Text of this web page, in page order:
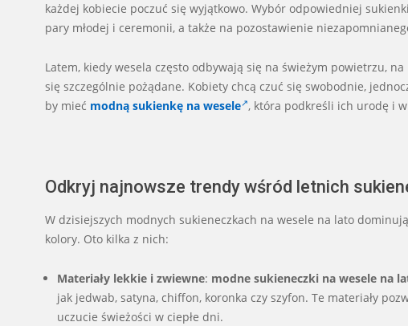
każdej kobiecie poczuć się wyjątkowo. Wybór odpowiedniej
pary młodej i ceremonii, a także na pozostawienie
Latem, kiedy wesela często odbywają się na świeżym powietrzu,
się szczególnie pożądane. Kobiety chcą czuć się swobodnie,
by mieć modną sukienkę na wesele , która podkreśli ich urodę i
Odkryj najnowsze trendy wśród letnich
W dzisiejszych modnych sukieneczkach na wesele na lato
kolory. Oto kilka z nich:
Materiały lekkie i zwiewne: modne sukieneczki na wesele na
jak jedwab, satyna, chiffon, koronka czy szyfon. Te materiały
uczucie świeżości w ciepłe dni.